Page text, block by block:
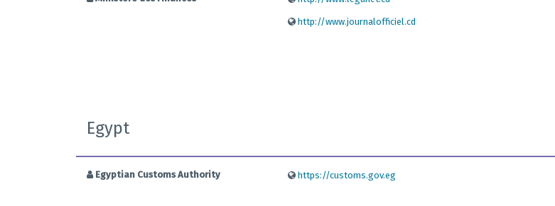
http://www.journalofficiel.cd
Egypt
Egyptian Customs Authority https://customs.gov.eg